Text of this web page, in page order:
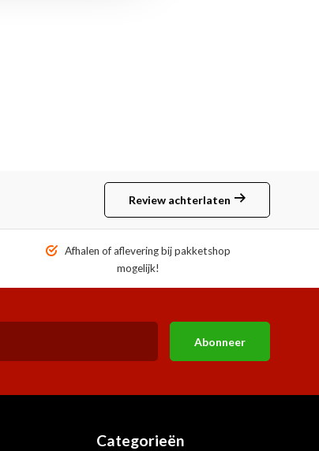
Review achterlaten
Afhalen of aflevering bij pakketshop
mogelijk!
Abonneer
Categorieën